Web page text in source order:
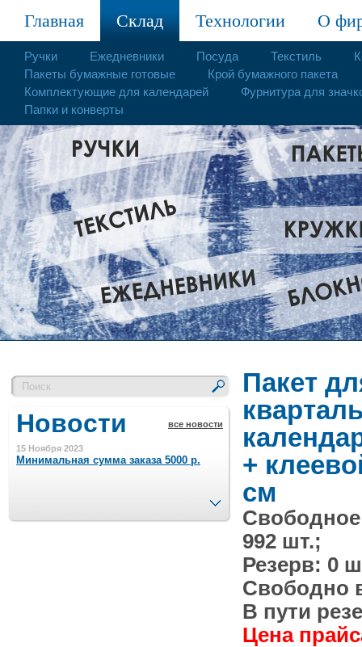
Главная Склад Технологии О
Ручки Ежедневники Посуда Текстиль
Пакеты бумажные готовые
Крой бумажного пакета
Комплектующие для календарей
Фурнитура для
Папки и конверты
Новости все новости
15 Ноября 2023
Минимальная сумма заказа 5000 р.
Шляпные коробочки производим
След.
Пакет
+
см
992 шт.;
Резерв: 0
Свободно
В пути
Цена